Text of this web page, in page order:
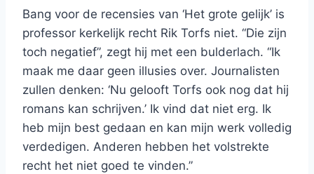
Bang voor de recensies van ‘Het grote gelijk’ is
professor kerkelijk recht Rik Torfs niet. “Die zijn
toch negatief”, zegt hij met een bulderlach. “Ik
maak me daar geen illusies over. Journalisten
zullen denken: ‘Nu gelooft Torfs ook nog dat hij
romans kan schrijven.’ Ik vind dat niet erg. Ik
heb mijn best gedaan en kan mijn werk volledig
verdedigen. Anderen hebben het volstrekte
recht het niet goed te vinden.”